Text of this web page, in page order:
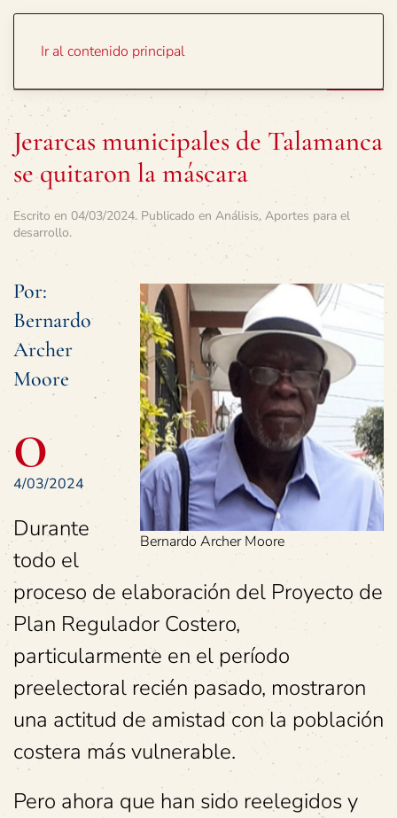
Ir al contenido principal
Jerarcas municipales de Talamanca
se quitaron la máscara
Escrito en 04/03/2024. Publicado en Análisis, Aportes para el
desarrollo.
Bernardo Archer Moore
Por:
Bernardo
Archer
Moore
0
4/03/2024
Durante
todo el
proceso de elaboración del Proyecto de
Plan Regulador Costero,
particularmente en el período
preelectoral recién pasado, mostraron
una actitud de amistad con la población
costera más vulnerable.
Pero ahora que han sido reelegidos y